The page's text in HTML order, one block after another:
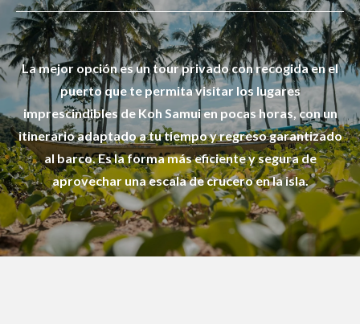
La mejor opción es un tour privado con recogida en el
puerto que te permita visitar los lugares
imprescindibles de Koh Samui en pocas horas, con un
itinerario adaptado a tu tiempo y regreso garantizado
al barco. Es la forma más eficiente y segura de
aprovechar una escala de crucero en la isla.